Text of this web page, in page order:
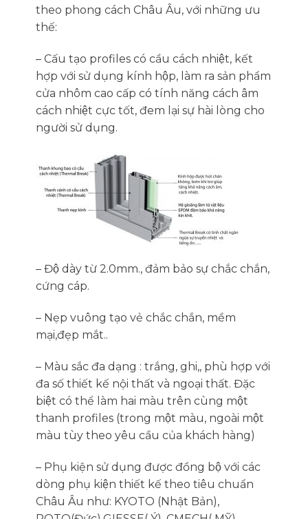
theo phong cách Châu Âu, với những ưu
thế:
– Cấu tạo profiles có cầu cách nhiệt, kết
hợp với sử dụng kính hộp, làm ra sản phẩm
cửa nhôm cao cấp có tính năng cách âm
cách nhiệt cực tốt, đem lại sự hài lòng cho
người sử dụng.
– Độ dày từ 2.0mm., đảm bảo sự chắc chắn,
cứng cáp.
– Nẹp vuông tạo vẻ chắc chắn, mềm
mại,đẹp mắt..
– Màu sắc đa dạng : trắng, ghi,, phù hợp với
đa số thiết kế nội thất và ngoại thất. Đặc
biệt có thể làm hai màu trên cùng một
thanh profiles (trong một màu, ngoài một
màu tùy theo yêu cầu của khách hàng)
– Phụ kiện sử dụng được đồng bộ với các
dòng phụ kiện thiết kế theo tiêu chuẩn
Châu Âu như: KYOTO (Nhật Bản),